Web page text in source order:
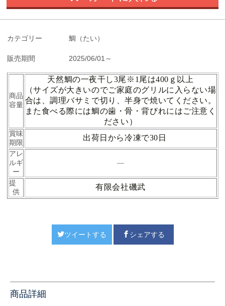
カテゴリー 鯛（たい）
販売期間 2025/06/01～
商品
容量
天然鯛の一夜干し3尾※1尾は400ｇ以上
（サイズが大きいのでご家庭のグリルに入らない場
合は、調理バサミで切り、半身で焼いてください。
また食べる際には鯛の歯・骨・背びれにはご注意く
ださい）
賞味
期限
出荷日から冷凍で30日
アレ
ルギ
ー
―
提
供
有限会社磯武
ツイートする シェアする
商品詳細